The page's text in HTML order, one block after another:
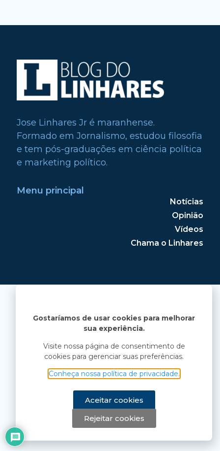
Jose Linhares Jr é maranhense.
Formado em Jornalismo, estudou filosofia
e tem pós-graduações em ciência política
e marketing político.
Menu principal
Notícias
Opinião
Vídeos
Chama o Linhares
Gostaríamos de usar cookies para melhorar
sua experiência.
Visite nossa página de consentimento de
cookies para gerenciar suas preferências.
Conheça nossa política de privacidade.
Aceitar cookies
Rejeitar cookies